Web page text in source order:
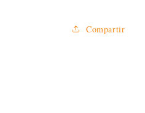
Compartir